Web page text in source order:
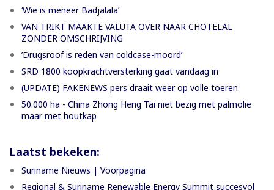
‘Wie is meneer Badjalala’
VAN TRIKT MAAKTE VALUTA OVER NAAR CHOTELAL
ZONDER OMSCHRIJVING
’Drugsroof is reden van coldcase-moord’
SRD 1800 koopkrachtversterking gaat vandaag in
(UPDATE) FAKENEWS pers draait weer op volle toeren
50.000 ha - China Zhong Heng Tai niet bezig met palmolie
maar met houtkap
Laatst bekeken:
Suriname Nieuws | Voorpagina
Regional & Suriname Renewable Energy Summit succesvol